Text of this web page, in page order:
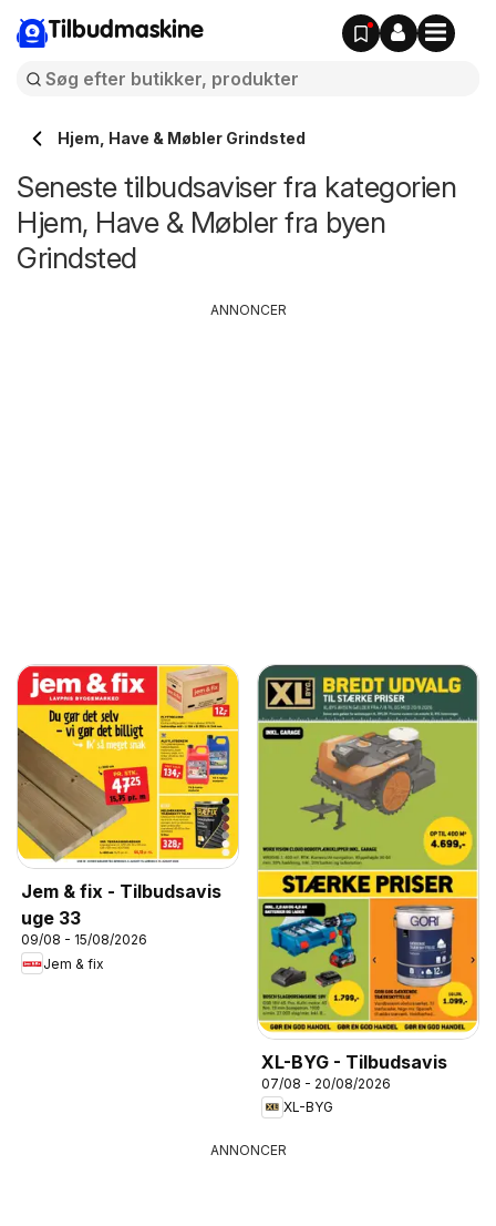
Tilbudmaskine
Hjem, Have & Møbler Grindsted
Seneste tilbudsaviser fra kategorien
Hjem, Have & Møbler fra byen
Grindsted
Jem & fix - Tilbudsavis
uge 33
09/08 - 15/08/2026
Jem & fix
XL-BYG - Tilbudsavis
07/08 - 20/08/2026
XL-BYG
ANNONCER
ANNONCER